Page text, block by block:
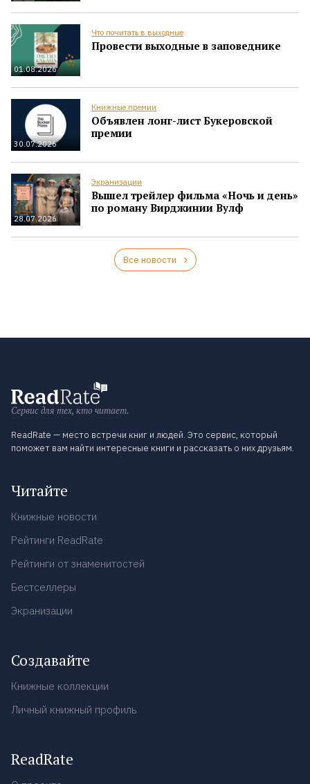
01.08.2026
Что почитать в выходные
Провести выходные в заповеднике
30.07.2026
Книжные премии
Объявлен лонг-лист Букеровской
премии
28.07.2026
Экранизации
Вышел трейлер фильма «Ночь и день»
по роману Вирджинии Вулф
Все новости
Сервис для тех, кто читает.
ReadRate — место встречи книг и людей. Это сервис, который
поможет вам найти интересные книги и рассказать о них друзьям.
Читайте
Книжные новости
Рейтинги ReadRate
Рейтинги от знаменитостей
Бестселлеры
Экранизации
Создавайте
Книжные коллекции
Личный книжный профиль
ReadRate